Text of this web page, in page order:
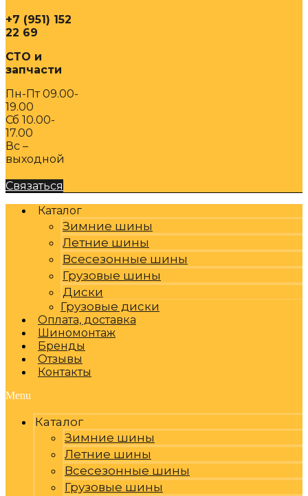
+7 (951) 152
22 69
СТО и
запчасти
Пн-Пт 09.00-
19.00
Сб 10.00-
17.00
Вс –
выходной
Связаться
Каталог
Зимние шины
Летние шины
Всесезонные шины
Грузовые шины
Диски
Грузовые диски
Оплата, доставка
Шиномонтаж
Бренды
Отзывы
Контакты
Menu
Каталог
Зимние шины
Летние шины
Всесезонные шины
Грузовые шины